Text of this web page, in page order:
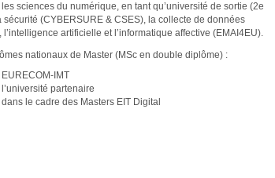
sciences du numérique, en tant qu’université de sortie (2e
(CYBERSURE & CSES), la collecte de données
artificielle et l’informatique affective (EMAI4EU).
nationaux de Master (MSc en double diplôme) :
IMT
partenaire
le cadre des Masters EIT Digital